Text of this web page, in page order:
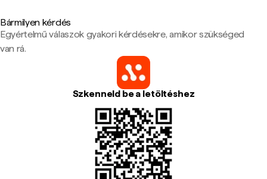
Bármilyen kérdés
Egyértelmű válaszok gyakori kérdésekre, amikor szükséged
van rá.
Szkenneld be a letöltéshez